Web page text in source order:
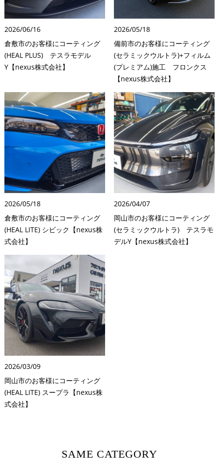
2026/06/16
倉敷市のお客様にコーティング
(HEAL PLUS) テスラモデル
Y【nexus株式会社】
2026/05/18
備前市のお客様にコーティング
(セラミックウルトラ)+フィルム
(プレミアム)施工 フロンクス
【nexus株式会社】
2026/05/18
倉敷市のお客様にコーティング
(HEAL LITE) シビック【nexus株
式会社】
2026/04/07
岡山市のお客様にコーティング
(セラミックウルトラ) テスラモ
デルY【nexus株式会社】
2026/03/09
岡山市のお客様にコーティング
(HEAL LITE) スープラ【nexus株
式会社】
SAME CATEGORY